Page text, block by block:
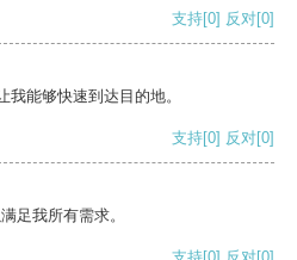
支持[0] 反对[0]
能够快速到达目的地。
支持[0] 反对[0]
足我所有需求。